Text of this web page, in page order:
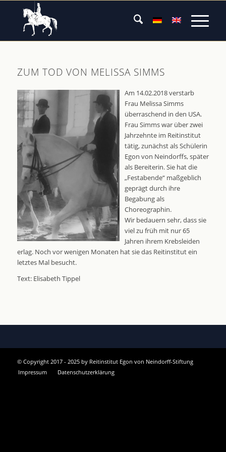
ZUM TOD VON MELISSA SIMMS
Am 14.02.2018 verstarb
Frau Melissa Simms
überraschend in den USA.
Frau Simms war über zwei
Jahrzehnte im Reitinstitut
tätig, zunächst als Schülerin
Egon von Neindorffs, später
als Bereiterin. Sie hat die
„Festabende“ maßgeblich
geprägt durch ihre
Begabung als
Choreographin.
Wir bedauern sehr, dass sie
viel zu früh mit nur 65
Jahren ihrem Krebsleiden
erlag. Noch vor wenigen Monaten hat sie das Reitinstitut ein
letztes Mal besucht.
Text: Elisabeth Tippel
© Copyright 2017 - 2025 by Reitinstitut Egon von Neindorff-Stiftung
Impressum
Datenschutzerklärung